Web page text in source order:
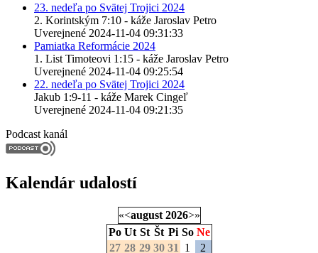
23. nedeľa po Svätej Trojici 2024
2. Korintským 7:10 - káže Jaroslav Petro
Uverejnené 2024-11-04 09:31:33
Pamiatka Reformácie 2024
1. List Timoteovi 1:15 - káže Jaroslav Petro
Uverejnené 2024-11-04 09:25:54
22. nedeľa po Svätej Trojici 2024
Jakub 1:9-11 - káže Marek Cingeľ
Uverejnené 2024-11-04 09:21:35
Podcast kanál
Kalendár udalostí
«<august 2026>»
Po Ut St Št Pi So Ne
27 28 29 30 31 1 2